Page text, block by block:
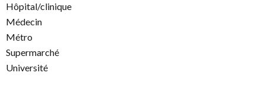
Hôpital/clinique
Médecin
Métro
Supermarché
Université